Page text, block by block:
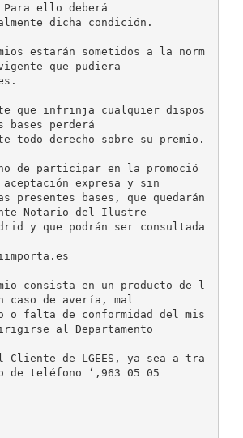
Para ello deberá
dicha condición.
estarán sometidos a la norm
que pudiera
que infrinja cualquier dispos
bases perderá
todo derecho sobre su premio.
de participar en la promoció
expresa y sin
presentes bases, que quedarán
Notario del Ilustre
y que podrán ser consultada
consista en un producto de l
caso de avería, mal
o falta de conformidad del mis
al Departamento
Cliente de LGEES, ya sea a tra
de teléfono ‘,963 05 05